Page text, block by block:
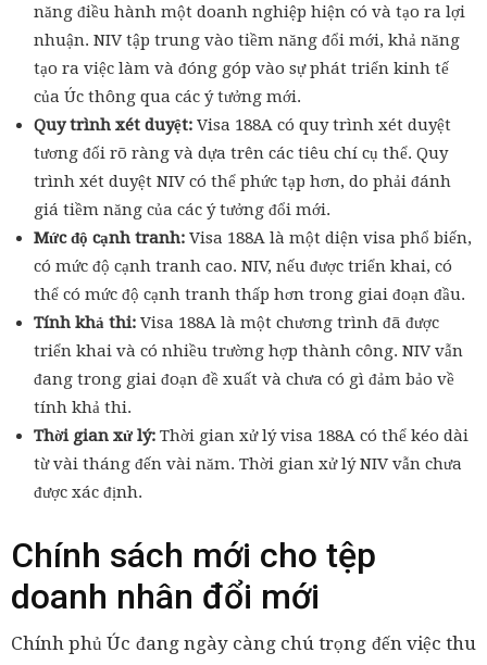
năng điều hành một doanh nghiệp hiện có và tạo ra lợi
nhuận. NIV tập trung vào tiềm năng đổi mới, khả năng
tạo ra việc làm và đóng góp vào sự phát triển kinh tế
của Úc thông qua các ý tưởng mới.
Quy trình xét duyệt: Visa 188A có quy trình xét duyệt
tương đối rõ ràng và dựa trên các tiêu chí cụ thể. Quy
trình xét duyệt NIV có thể phức tạp hơn, do phải đánh
giá tiềm năng của các ý tưởng đổi mới.
Mức độ cạnh tranh: Visa 188A là một diện visa phổ biến,
có mức độ cạnh tranh cao. NIV, nếu được triển khai, có
thể có mức độ cạnh tranh thấp hơn trong giai đoạn đầu.
Tính khả thi: Visa 188A là một chương trình đã được
triển khai và có nhiều trường hợp thành công. NIV vẫn
đang trong giai đoạn đề xuất và chưa có gì đảm bảo về
tính khả thi.
Thời gian xử lý: Thời gian xử lý visa 188A có thể kéo dài
từ vài tháng đến vài năm. Thời gian xử lý NIV vẫn chưa
được xác định.
Chính sách mới cho tệp
doanh nhân đổi mới
Chính phủ Úc đang ngày càng chú trọng đến việc thu